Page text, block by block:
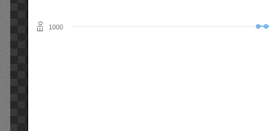
Elo 1000